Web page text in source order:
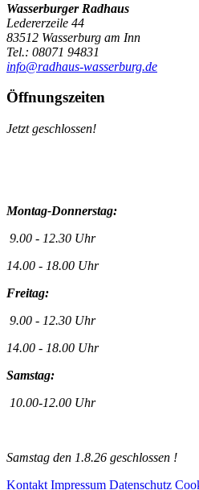
Wasserburger Radhaus
Ledererzeile 44
83512 Wasserburg am Inn
Tel.: 08071 94831
info@radhaus-wasserburg.de
Öffnungszeiten
Jetzt geschlossen!
Montag-Donnerstag:
9.00 - 12.30 Uhr
14.00 - 18.00 Uhr
Freitag:
9.00 - 12.30 Uhr
14.00 - 18.00 Uhr
Samstag:
10.00-12.00 Uhr
Samstag den 1.8.26 geschlossen !
Kontakt Impressum Datenschutz